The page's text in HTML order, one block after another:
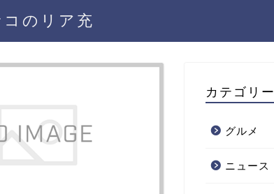
コのリア充
カテゴリー
グルメ
ニュース